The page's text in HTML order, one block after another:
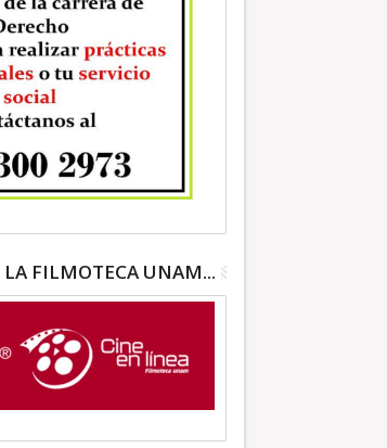
LA FILMOTECA UNAM...